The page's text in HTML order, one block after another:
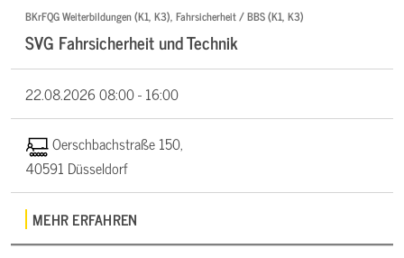
BKrFQG Weiterbildungen (K1, K3), Fahrsicherheit / BBS (K1, K3)
SVG Fahrsicherheit und Technik
22.08.202608:00 - 16:00
Oerschbachstraße 150,
40591 Düsseldorf
MEHR ERFAHREN